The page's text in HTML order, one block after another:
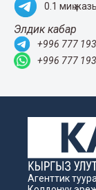
0.1 миң
Элдик кабар
+996 777
+996 777
Агенттик